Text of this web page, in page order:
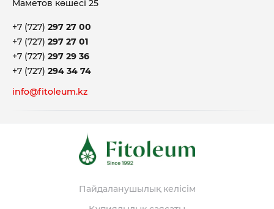
Маметов көшесі 25
+7 (727) 297 27 00
+7 (727) 297 27 01
+7 (727) 297 29 36
+7 (727) 294 34 74
info@fitoleum.kz
Пайдаланушылық келісім